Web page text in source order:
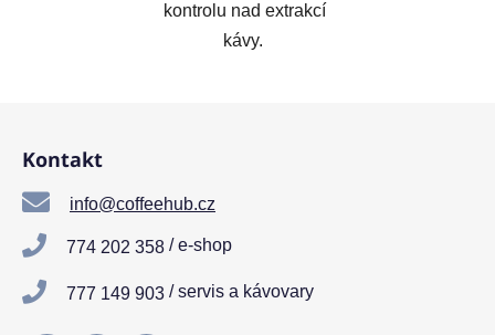
kontrolu nad extrakcí
kávy.
Kontakt
info@coffeehub.cz
774 202 358 / e-shop
777 149 903 / servis a kávovary